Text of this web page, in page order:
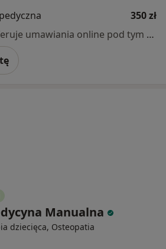
350 zł
Specjalista nie oferuje umawiania online pod tym adresem.
Manualna
dziecięca, Osteopatia